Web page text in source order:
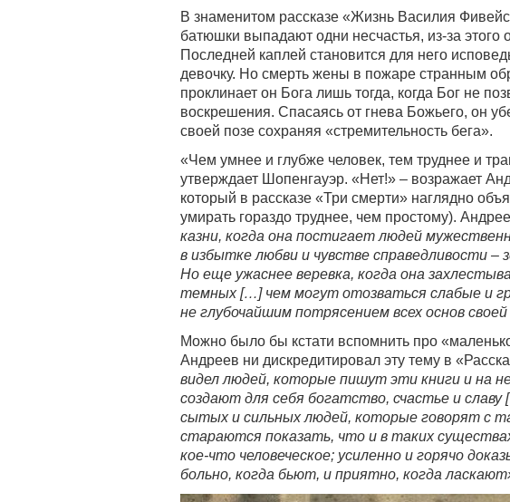
В знаменитом рассказе «Жизнь Василия
батюшки выпадают одни несчастья, из-за этого
Последней каплей становится для него
девочку. Но смерть жены в пожаре странным
проклинает он Бога лишь тогда, когда Бог не
воскрешения. Спасаясь от гнева Божьего, он
своей позе сохраняя «стремительность бега».
«Чем умнее и глубже человек, тем труднее и
утверждает Шопенгауэр. «Нет!» – возражает
который в рассказе «Три смерти» наглядно
умирать гораздо труднее, чем простому).
казни, когда она постигает людей
в избытке любви и чувстве справедливости –
Но еще ужаснее веревка, когда она
темных […] чем могут отозваться слабые и
не глубочайшим потрясением всех основ
Можно было бы кстати вспомнить про
Андреев ни дискредитировал эту тему в
видел людей, которые пишут эти книги и на
создают для себя богатство, счастье и
сытых и сильных людей, которые говорят с
стараются показать, что и в таких
кое-что человеческое; усиленно и горячо
больно, когда бьют, и приятно, когда